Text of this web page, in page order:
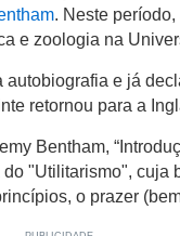
. Neste
e zoologia na
autobiografia e já
retornou para a
Bentham,
"Utilitarismo", cuja
o prazer